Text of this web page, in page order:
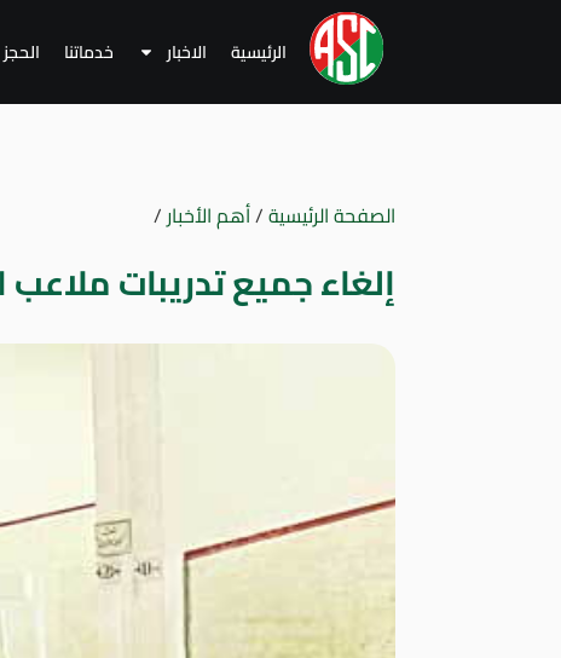
الرئيسية الاخبار خدماتنا
الصفحة الرئيسية/أهم الأخبار/
إلغاء جميع تدريبات